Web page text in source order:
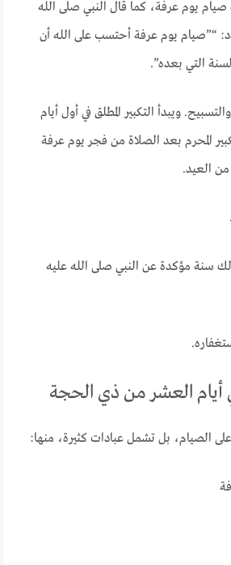
يوم عرفة، كما قال النبي صلى الله
“”صيام يوم عرفة أحتسب على الله أن
التي بعده”.
ويبدأ التكبير المطلق في أول أيام
المحرم بعد الصلاة من فجر يوم عرفة
العيد.
سنة مؤكدة عن النبي صلى الله عليه
أيام العشر من ذي الحجة
الصيام، بل تشمل عبادات كثيرة، منها: